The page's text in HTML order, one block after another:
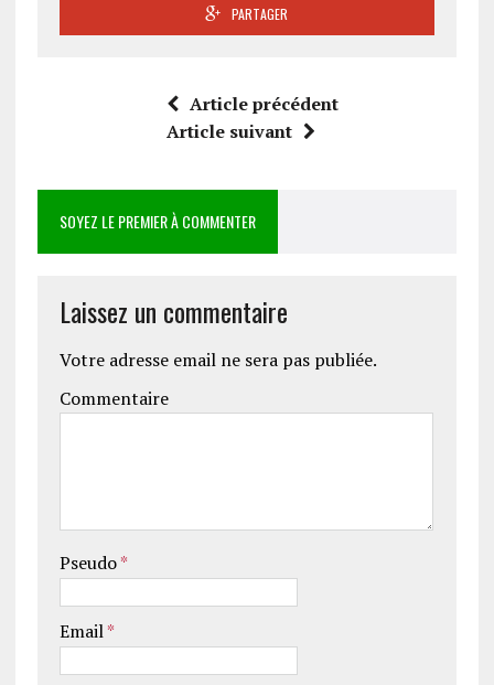
PARTAGER
Article précédent
Article suivant
SOYEZ LE PREMIER À COMMENTER
Laissez un commentaire
Votre adresse email ne sera pas publiée.
Commentaire
Pseudo*
Email*